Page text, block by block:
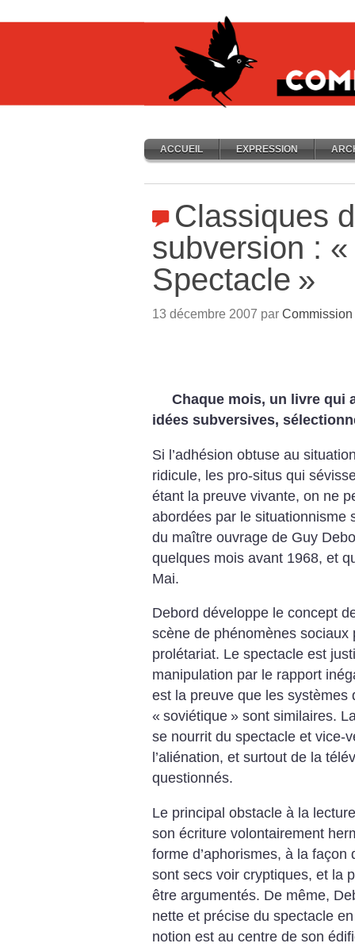
ACCUEIL EXPRESSION
Classiques
subversion : «
Spectacle »
13 décembre 2007 par Commission
Chaque mois, un livre qui
idées subversives,
Si l’adhésion obtuse au
ridicule, les pro-situs qui
étant la preuve vivante, on ne
abordées par le situationnisme
du maître ouvrage de Guy
quelques mois avant 1968, et
Mai.
Debord développe le concept
scène de phénomènes
prolétariat. Le spectacle est
manipulation par le rapport
est la preuve que les systèmes
« soviétique » sont similaires.
se nourrit du spectacle et vice-
l’aliénation, et surtout de la
questionnés.
Le principal obstacle à la
son écriture volontairement
forme d’aphorismes, à la
sont secs voir cryptiques, et la
être argumentés. De même,
nette et précise du spectacle
notion est au centre de son